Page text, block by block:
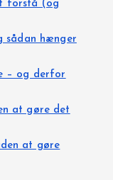
forstå (og
sådan hænger
– og derfor
at gøre det
at gøre